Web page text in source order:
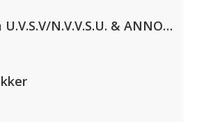
Lustrum U.V.S.V/N.V.V.S.U. & ANNO ONS & Jopke van Dobbenburgh & Roeland Beelen